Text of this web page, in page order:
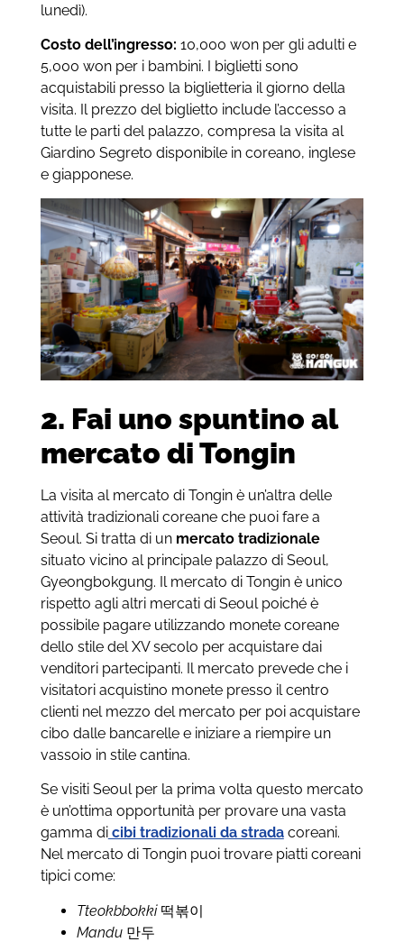
lunedì).
Costo dell’ingresso: 10,000 won per gli adulti e
5,000 won per i bambini. I biglietti sono
acquistabili presso la biglietteria il giorno della
visita. Il prezzo del biglietto include l’accesso a
tutte le parti del palazzo, compresa la visita al
Giardino Segreto disponibile in coreano, inglese
e giapponese.
2. Fai uno spuntino al
mercato di Tongin
La visita al mercato di Tongin è un’altra delle
attività tradizionali coreane che puoi fare a
Seoul. Si tratta di un mercato tradizionale
situato vicino al principale palazzo di Seoul,
Gyeongbokgung. Il mercato di Tongin è unico
rispetto agli altri mercati di Seoul poiché è
possibile pagare utilizzando monete coreane
dello stile del XV secolo per acquistare dai
venditori partecipanti. Il mercato prevede che i
visitatori acquistino monete presso il centro
clienti nel mezzo del mercato per poi acquistare
cibo dalle bancarelle e iniziare a riempire un
vassoio in stile cantina.
Se visiti Seoul per la prima volta questo mercato
è un’ottima opportunità per provare una vasta
gamma dicibi tradizionali da stradacoreani.
Nel mercato di Tongin puoi trovare piatti coreani
tipici come:
Tteokbbokki떡볶이
Mandu만두